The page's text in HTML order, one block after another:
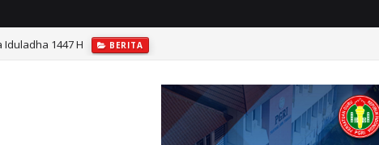
Iduladha 1447 H BERITA